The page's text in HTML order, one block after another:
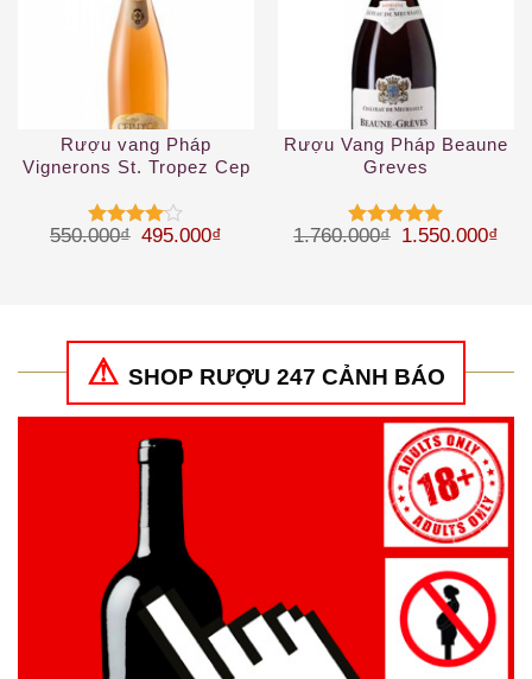
Rượu vang Pháp
Vignerons St. Tropez Cep
Provence
Được
550.000₫ Giá gốc là: 550.000₫.
495.000₫ Giá hiện tại là: 495.000₫.
Rượu Vang Pháp Beaune
Greves
Được xếp
1.760.000₫ Giá gốc là:
1.550.000₫
SHOP RƯỢU 247 CẢNH BÁO